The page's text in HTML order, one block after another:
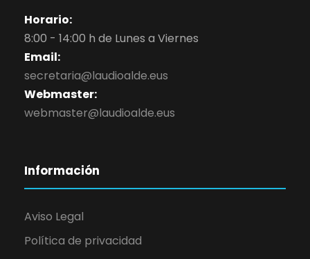
Horario:
8:00 - 14:00 h de Lunes a Viernes
Email:
secretaria@laudioalde.eus
Webmaster:
webmaster@laudioalde.eus
Información
Aviso Legal
Política de privacidad